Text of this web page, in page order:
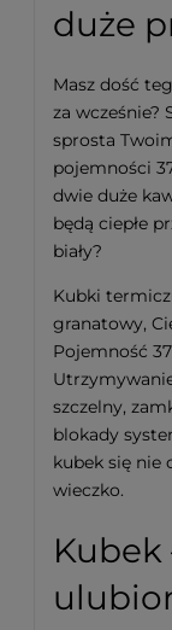
duże
Masz dość
za wcześnie?
sprosta
pojemności
dwie duże
będą ciepłe
biały?
Kubki
granatowy,
Pojemność
szczelny,
blokady
kubek się nie
wieczko.